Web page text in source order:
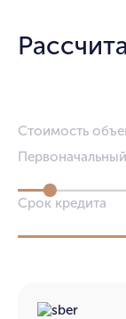
Стоимость
Срок кредита